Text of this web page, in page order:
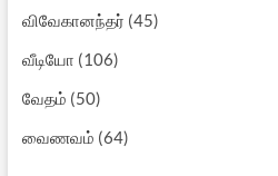
விவேகானந்தர் (45)
வீடியோ (106)
வேதம் (50)
வைணவம் (64)